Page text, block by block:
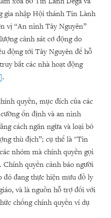
gia nhập Hội thánh Tin Lành
vị “An ninh Tây Nguyên”
cảnh sát cơ động do
động tới Tây Nguyên để hỗ
bắt các nhà hoạt động
.
quyền, mục đích của các
ổn định và an ninh
cách ngăn ngừa và loại bỏ
thù địch”; cụ thể là "Tin
nhóm mà chính quyền gọi
Chính quyền cảnh báo người
đang thực hiện mưu đồ ly
và là nguồn hỗ trợ đối với
chống chính quyền ví dụ